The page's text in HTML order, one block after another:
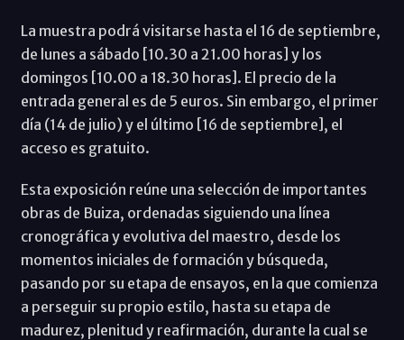
La muestra podrá visitarse hasta el 16 de septiembre,
de lunes a sábado [10.30 a 21.00 horas] y los
domingos [10.00 a 18.30 horas]. El precio de la
entrada general es de 5 euros. Sin embargo, el primer
día (14 de julio) y el último [16 de septiembre], el
acceso es gratuito.
Esta exposición reúne una selección de importantes
obras de Buiza, ordenadas siguiendo una línea
cronográfica y evolutiva del maestro, desde los
momentos iniciales de formación y búsqueda,
pasando por su etapa de ensayos, en la que comienza
a perseguir su propio estilo, hasta su etapa de
madurez, plenitud y reafirmación, durante la cual se